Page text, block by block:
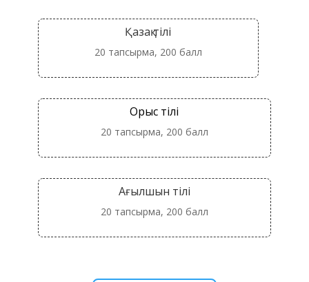
Қазақ тілі
20 тапсырма, 200 балл
Орыс тілі
20 тапсырма, 200 балл
Ағылшын тілі
20 тапсырма, 200 балл